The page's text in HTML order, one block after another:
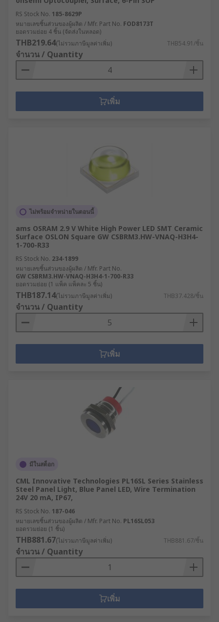
RS Stock No. 185-8629P
หมายเลขชิ้นส่วนของผู้ผลิต / Mfr. Part No. FOD8173T
ยอดรวมย่อย 4 ชิ้น (จัดส่งในหลอด)
THB219.64(ไม่รวมภาษีมูลค่าเพิ่ม) THB54.91/ชิ้น
จำนวน / Quantity
เพิ่ม
ไม่พร้อมจำหน่ายในตอนนี้
ams OSRAM 2.9 V White High Power LED SMT Ceramic
Surface OSLON Square GW CSBRM3.HW-VNAQ-H3H4-
1-700-R33
RS Stock No. 234-1899
หมายเลขชิ้นส่วนของผู้ผลิต / Mfr. Part No.
GW CSBRM3.HW-VNAQ-H3H4-1-700-R33
ยอดรวมย่อย (1 แพ็ค แพ็คละ 5 ชิ้น)
THB187.14(ไม่รวมภาษีมูลค่าเพิ่ม) THB37.428/ชิ้น
จำนวน / Quantity
เพิ่ม
มีในสต็อก
CML Innovative Technologies PL16SL Series Stainless
Steel Panel Light, Blue Panel LED, Wire Termination
24V 20 mA, IP67,
RS Stock No. 187-046
หมายเลขชิ้นส่วนของผู้ผลิต / Mfr. Part No. PL16SL053
ยอดรวมย่อย (1 ชิ้น)
THB881.67(ไม่รวมภาษีมูลค่าเพิ่ม) THB881.67/ชิ้น
จำนวน / Quantity
เพิ่ม